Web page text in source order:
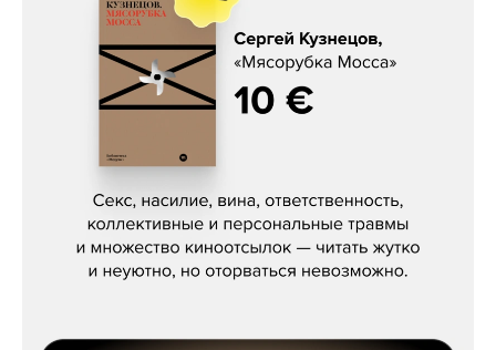
Сергей Кузнецов, «Мясорубка